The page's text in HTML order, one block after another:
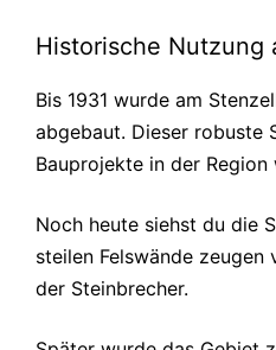
Historische Nutzung
Bis 1931 wurde am
abgebaut. Dieser robuste
Bauprojekte in der Region
Noch heute siehst du die
steilen Felswände
der Steinbrecher.